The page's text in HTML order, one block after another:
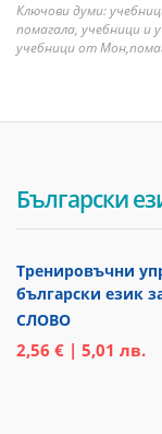
Ключови думи:
помагала, учебници и
учебници от
Български
Тренировъчни
български език
СЛОВО
2,56 € | 5,01 лв.